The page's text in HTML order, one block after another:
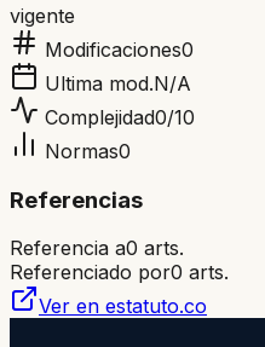
vigente
Modificaciones0
Ultima mod.N/A
Complejidad0/10
Normas0
Referencias
Referencia a0 arts.
Referenciado por0 arts.
Ver en estatuto.co